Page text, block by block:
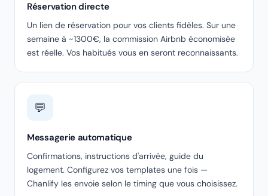
Réservation directe
Un lien de réservation pour vos clients fidèles. Sur une
semaine à ~1300€, la commission Airbnb économisée
est réelle. Vos habitués vous en seront reconnaissants.
💬
Messagerie automatique
Confirmations, instructions d'arrivée, guide du
logement. Configurez vos templates une fois —
Chanlify les envoie selon le timing que vous choisissez.